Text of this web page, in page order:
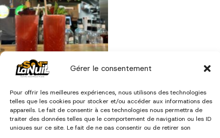
Gérer le consentement
Pour offrir les meilleures expériences, nous utilisons des technologies
telles que les cookies pour stocker et/ou accéder aux informations des
appareils. Le fait de consentir à ces technologies nous permettra de
traiter des données telles que le comportement de navigation ou les ID
uniques sur ce site. Le fait de ne pas consentir ou de retirer son
Chez Alex